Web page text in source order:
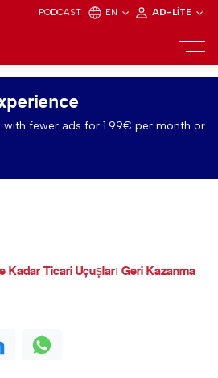
PODCAST EN AD-LITE
with fewer ads for 1.99€ per month or
Kadar Ticari Uçuşları Geri Kazanmak